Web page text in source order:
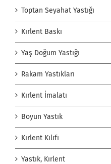
Toptan Seyahat Yastığı
Kırlent Baskı
Yaş Doğum Yastığı
Rakam Yastıkları
Kırlent İmalatı
Boyun Yastık
Kırlent Kılıfı
Yastık, Kırlent